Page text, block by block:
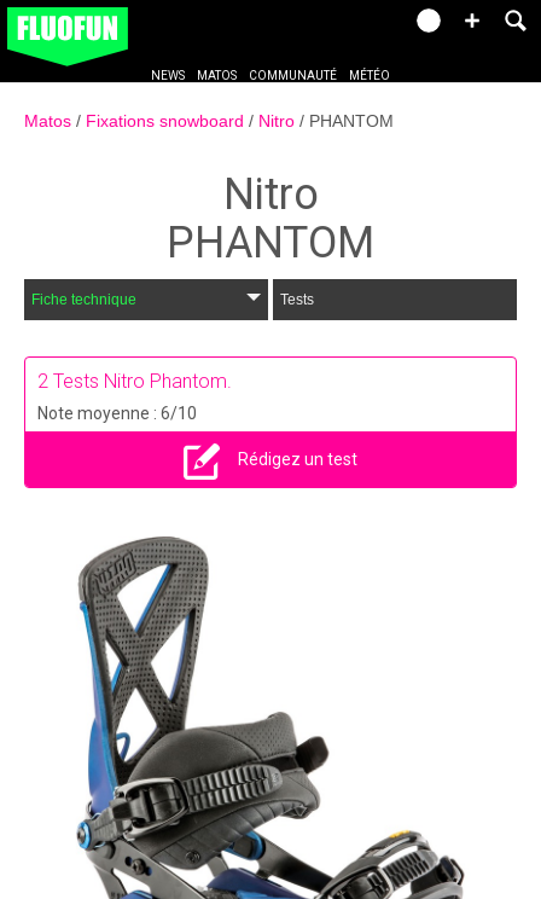
NEWS MATOS COMMUNAUTÉ MÉTÉO
Matos Fixations snowboard Nitro PHANTOM
Nitro
PHANTOM
Fiche technique Tests
2 Tests Nitro Phantom.
Note moyenne : 6/10
Rédigez un test